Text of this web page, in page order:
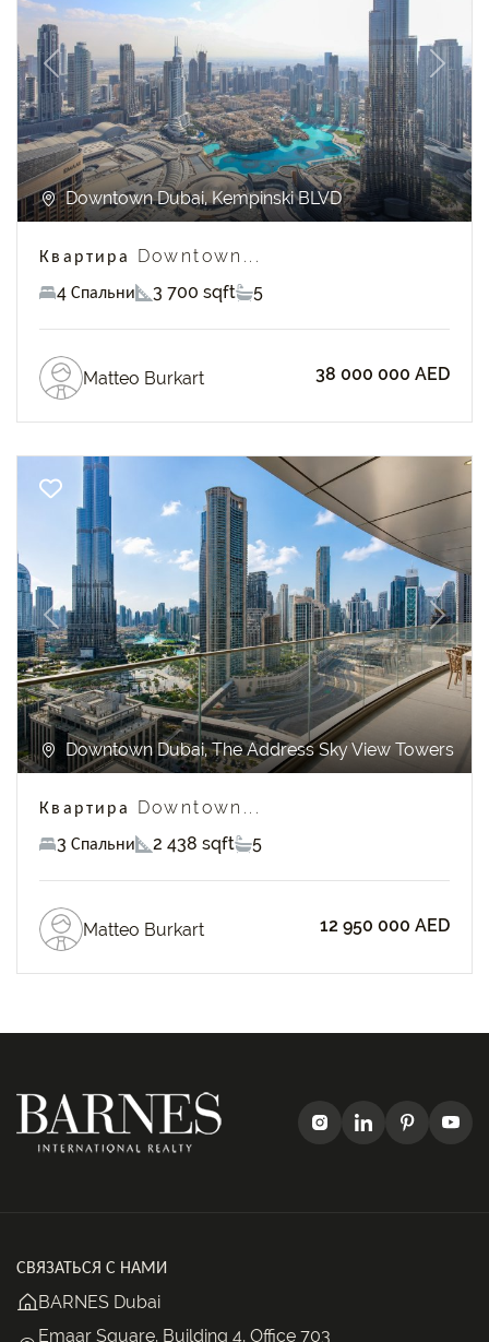
Previous Next
Downtown Dubai, Kempinski BLVD
Квартира Downtown...
4 Спальни
3 700 sqft 5
Matteo Burkart 38 000 000 AED
Previous Next
Downtown Dubai, The Address Sky View Towers
Квартира Downtown...
3 Спальни
2 438 sqft 5
Matteo Burkart 12 950 000 AED
СВЯЗАТЬСЯ С НАМИ
BARNES Dubai
Emaar Square, Building 4, Office 703